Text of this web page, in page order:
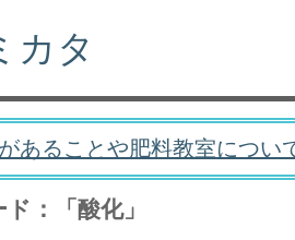
カタ
あることや肥料教室につい
：「酸化」